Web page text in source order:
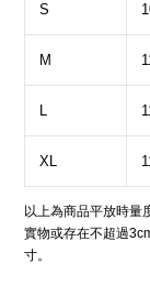
S
M
L
XL
以上為商品平放時量
實物或存在不超過
寸。